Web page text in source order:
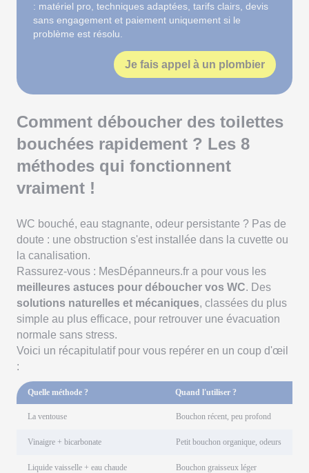
: matériel pro, techniques adaptées, tarifs clairs, devis
sans engagement et paiement uniquement si le
problème est résolu.
Je fais appel à un plombier
Comment déboucher des toilettes
bouchées rapidement ? Les 8
méthodes qui fonctionnent
vraiment !
WC bouché, eau stagnante, odeur persistante ? Pas de
doute : une obstruction s'est installée dans la cuvette ou
la canalisation.
Rassurez-vous : MesDépanneurs.fr a pour vous les
meilleures astuces pour déboucher vos WC. Des
solutions naturelles et mécaniques, classées du plus
simple au plus efficace, pour retrouver une évacuation
normale sans stress.
Voici un récapitulatif pour vous repérer en un coup d'œil
:
Quelle méthode ? Quand l'utiliser ?
La ventouse Bouchon récent, peu profond
Vinaigre + bicarbonate Petit bouchon organique, odeurs
Liquide vaisselle + eau chaude Bouchon graisseux léger